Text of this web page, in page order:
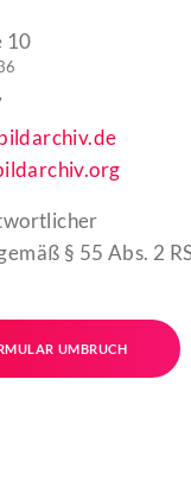
10
§ 55 Abs. 2
UMBRUCH